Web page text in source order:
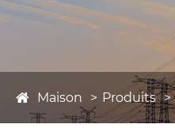
Maison Produits